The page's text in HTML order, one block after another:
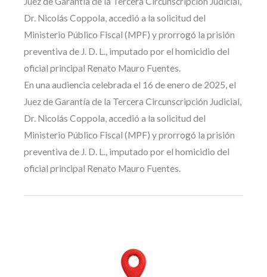
Dr. Nicolás Coppola, accedió a la solicitud del
Ministerio Público Fiscal (MPF) y prorrogó la prisión
preventiva de J. D. L., imputado por el homicidio del
oficial principal Renato Mauro Fuentes.
En una audiencia celebrada el 16 de enero de 2025, el
Juez de Garantía de la Tercera Circunscripción Judicial,
Dr. Nicolás Coppola, accedió a la solicitud del
Ministerio Público Fiscal (MPF) y prorrogó la prisión
preventiva de J. D. L., imputado por el homicidio del
oficial principal Renato Mauro Fuentes.